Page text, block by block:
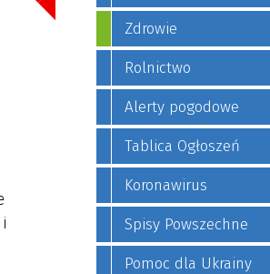
i
Zdrowie
Rolnictwo
Alerty pogodowe
Tablica Ogłoszeń
Koronawirus
Spisy Powszechne
Pomoc dla Ukrainy